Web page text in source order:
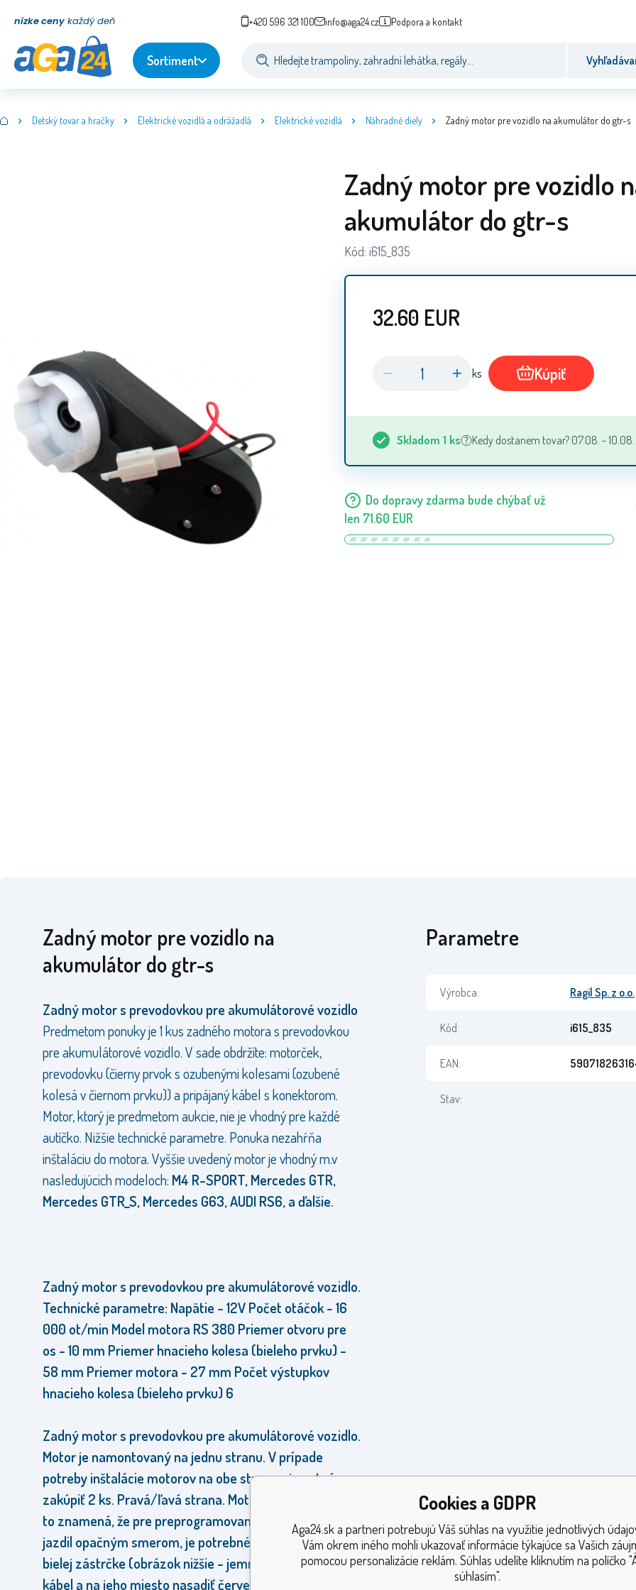
nízke ceny každý deň +420 596 321 100 info@aga24.cz Podpora a kontakt
Sortiment
Detský tovar a hračky Elektrické vozidlá a odrážadlá Elektrické vozidlá Náhradné diely Zadný motor pre vozidlo na akumulátor do gtr-s
Zadný motor pre vozidlo
akumulátor do gtr-s
Kód: i615_835
32.60 EUR
ks Kúpiť
Skladom 1 ks Kedy dostanem tovar? 07.08. - 10.08.
Do dopravy zdarma bude chýbať už
len 71.60 EUR
Zadný motor pre vozidlo na
akumulátor do gtr-s
Zadný motor s prevodovkou pre akumulátorové vozidlo
Predmetom ponuky je 1 kus zadného motora s prevodovkou
pre akumulátorové vozidlo. V sade obdržíte: motorček,
prevodovku (čierny prvok s ozubenými kolesami (ozubené
kolesá v čiernom prvku)) a pripájaný kábel s konektorom.
Motor, ktorý je predmetom aukcie, nie je vhodný pre každé
autíčko. Nižšie technické parametre. Ponuka nezahŕňa
inštaláciu do motora. Vyššie uvedený motor je vhodný m.v
nasledujúcich modeloch: M4 R-SPORT, Mercedes GTR,
Mercedes GTR_S, Mercedes G63, AUDI RS6, a ďalšie.
Zadný motor s prevodovkou pre akumulátorové vozidlo.
Technické parametre: Napätie - 12VPočet otáčok - 16
000 ot/min Model motora RS 380 Priemer otvoru pre
os - 10 mm Priemer hnacieho kolesa (bieleho prvku) -
58 mm Priemer motora - 27 mm Počet výstupkov
hnacieho kolesa (bieleho prvku) 6
Zadný motor s prevodovkou pre akumulátorové vozidlo.
Motor je namontovaný na jednu stranu.V prípade
potreby inštalácie motorov na obe strany - je nutné
zakúpiť 2 ks. Pravá/ľavá strana. Motor je obojsmerný -
to znamená, že pre preprogramovanie motora, aby
jazdil opačným smerom, je potrebné prehodiť káble v
bielej zástrčke (obrázok nižšie - jemne vytiahnuť čierny
kábel a na jeho miesto nasadiť červený kábel, a na
Parametre
Výrobca: Ragil Sp. z o.o.
Kód: i615_835
EAN:
Stav:
Cookies a GDPR
Aga24.sk a partneri potrebujú Váš súhlas na využitie jednotlivých
Vám okrem iného mohli ukazovať informácie týkajúce sa Vašich
pomocou personalizácie reklám. Súhlas udelíte kliknutím na políčko
súhlasím".